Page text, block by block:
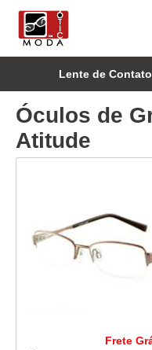
Lente de Contato
Óculos de
Atitude
Frete